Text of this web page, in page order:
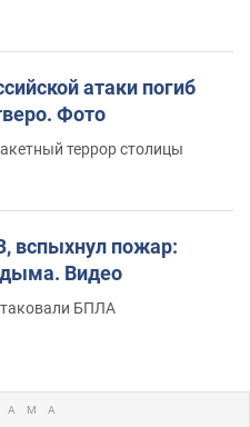
атаки погиб
Фото
террор столицы
вспыхнул пожар:
дыма. Видео
БПЛА